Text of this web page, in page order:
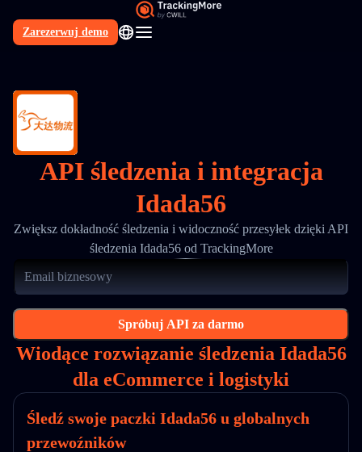
Zarezerwuj demo
PL
API śledzenia i integracja
Idada56
Zwiększ dokładność śledzenia i widoczność przesyłek dzięki API
śledzenia Idada56 od TrackingMore
Spróbuj API za darmo
Wiodące rozwiązanie śledzenia Idada56
dla eCommerce i logistyki
Śledź swoje paczki Idada56 u globalnych
przewoźników